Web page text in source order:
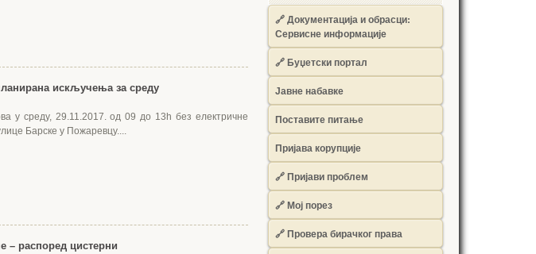
искључења за среду
у среду, 29.11.2017. од 09 до 13h без електричне
Барске у Пожаревцу....
– распоред цистерни
🔗 Документација и обрасци:
Сервисне информације
🔗 Буџетски портал
Јавне набавке
Поставите питање
Пријава корупције
🔗 Пријави проблем
🔗 Мој порез
🔗 Провера бирачког права